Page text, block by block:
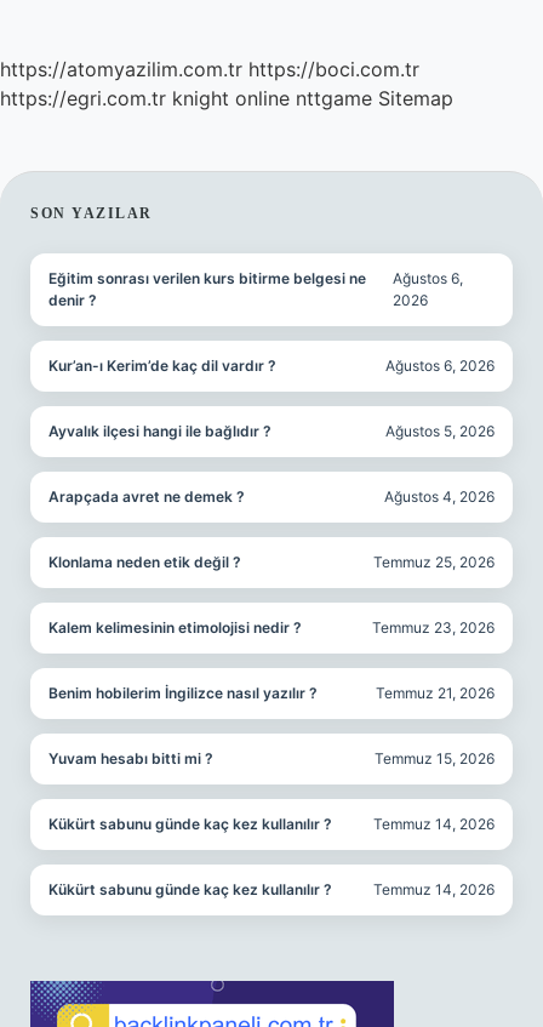
https://atomyazilim.com.tr https://boci.com.tr
https://egri.com.tr knight online nttgame Sitemap
SIDEBAR
SON YAZILAR
Eğitim sonrası verilen kurs bitirme belgesi ne
denir ?
Ağustos 6,
2026
Kur’an-ı Kerim’de kaç dil vardır ? Ağustos 6, 2026
Ayvalık ilçesi hangi ile bağlıdır ? Ağustos 5, 2026
Arapçada avret ne demek ? Ağustos 4, 2026
Klonlama neden etik değil ? Temmuz 25, 2026
Kalem kelimesinin etimolojisi nedir ? Temmuz 23, 2026
Benim hobilerim İngilizce nasıl yazılır ? Temmuz 21, 2026
Yuvam hesabı bitti mi ? Temmuz 15, 2026
Kükürt sabunu günde kaç kez kullanılır ? Temmuz 14, 2026
Kükürt sabunu günde kaç kez kullanılır ? Temmuz 14, 2026